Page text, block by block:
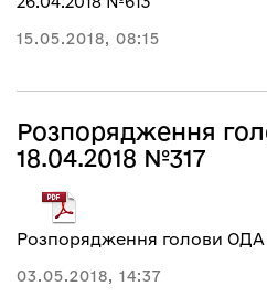
15.05.2018, 08:15
Розпорядження
18.04.2018 №317
Розпорядження голови ОДА
03.05.2018, 14:37